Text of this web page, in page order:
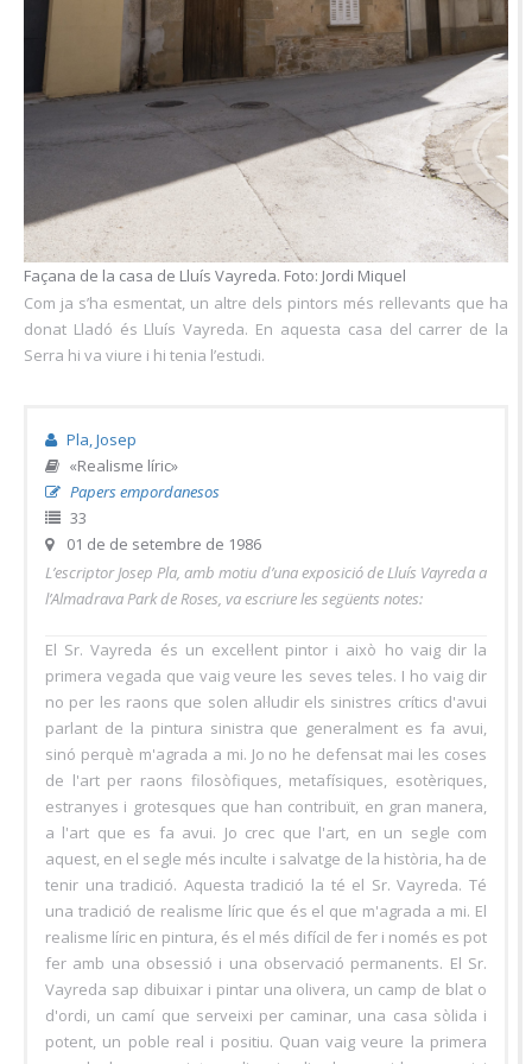
Façana de la casa de Lluís Vayreda. Foto: Jordi Miquel
Com ja s’ha esmentat, un altre dels pintors més rellevants que ha
donat Lladó és Lluís Vayreda. En aquesta casa del carrer de la
Serra hi va viure i hi tenia l’estudi.
Pla, Josep
«Realisme líric»
Papers empordanesos
33
01 de de setembre de 1986
L’escriptor Josep Pla, amb motiu d’una exposició de Lluís Vayreda a
l’Almadrava Park de Roses, va escriure les següents notes:
El Sr. Vayreda és un excel·lent pintor i això ho vaig dir la
primera vegada que vaig veure les seves teles. I ho vaig dir
no per les raons que solen al·ludir els sinistres crítics d'avui
parlant de la pintura sinistra que generalment es fa avui,
sinó perquè m'agrada a mi. Jo no he defensat mai les coses
de l'art per raons filosòfiques, metafísiques, esotèriques,
estranyes i grotesques que han contribuït, en gran manera,
a l'art que es fa avui. Jo crec que l'art, en un segle com
aquest, en el segle més inculte i salvatge de la història, ha de
tenir una tradició. Aquesta tradició la té el Sr. Vayreda. Té
una tradició de realisme líric que és el que m'agrada a mi. El
realisme líric en pintura, és el més difícil de fer i només es pot
fer amb una obsessió i una observació permanents. El Sr.
Vayreda sap dibuixar i pintar una olivera, un camp de blat o
d'ordi, un camí que serveixi per caminar, una casa sòlida i
potent, un poble real i positiu. Quan vaig veure la primera